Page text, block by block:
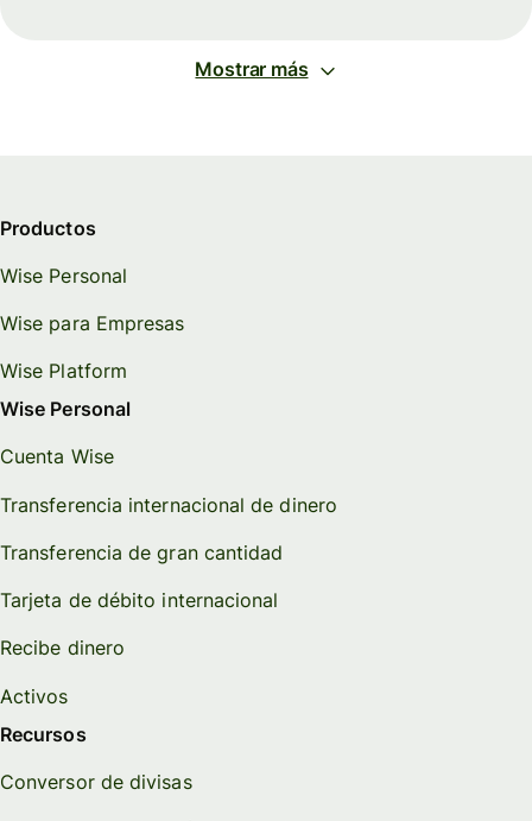
Mostrar más
Productos
Wise Personal
Wise para Empresas
Wise Platform
Wise Personal
Cuenta Wise
Transferencia internacional de dinero
Transferencia de gran cantidad
Tarjeta de débito internacional
Recibe dinero
Activos
Recursos
Conversor de divisas